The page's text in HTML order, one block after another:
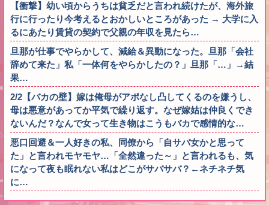
【衝撃】幼い頃からうちは貧乏だと言われ続けたが、海外旅
行に行ったり今考えるとおかしいところがあった → 大学に入
るにあたり賃貸の契約で父親の年収を見たら…
旦那が仕事でやらかして、減給＆異動になった。旦那「会社
辞めて来た」私「一体何をやらかしたの？」旦那「…」→結
果…
2/2【バカの壁】嫁は俺母がアポなし凸してくるのを嫌うし、
母は悪意があってか平気で繰り返す。なぜ嫁姑は仲良くでき
ないんだ？なんで女って生き物はこうもバカで感情的な…
悪口回避＆一人好きの私、同僚から「自サバ女かと思って
た」と言われモヤモヤ…「全然違った～」と言われるも、気
になって夜も眠れない私はどこがサバサバ？←ネチネチ気
に…